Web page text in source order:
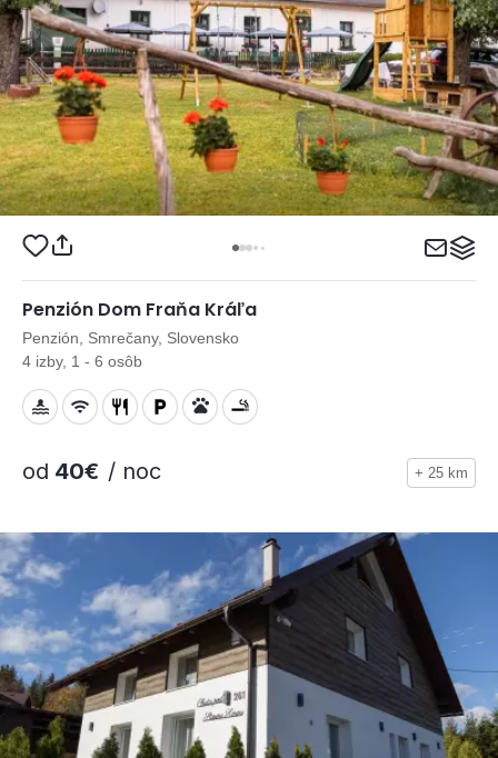
Penzión Dom Fraňa Kráľa
Penzión, Smrečany, Slovensko
4 izby, 1 - 6 osôb
od 40€ / noc + 25 km